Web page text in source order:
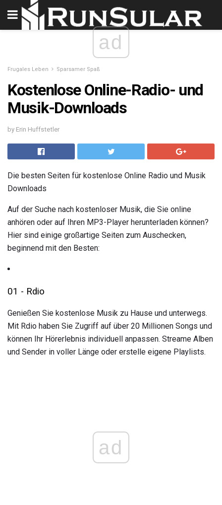
ad
Frugales Leben Sparsamer Spaß
Kostenlose Online-Radio- und
Musik-Downloads
by Erin Huffstetler
Die besten Seiten für kostenlose Online Radio und Musik
Downloads
Auf der Suche nach kostenloser Musik, die Sie online
anhören oder auf Ihren MP3-Player herunterladen können?
Hier sind einige großartige Seiten zum Auschecken,
beginnend mit den Besten:
01 - Rdio
Genießen Sie kostenlose Musik zu Hause und unterwegs.
Mit Rdio haben Sie Zugriff auf über 20 Millionen Songs und
können Ihr Hörerlebnis individuell anpassen. Streame Alben
und Sender in voller Länge oder erstelle eigene Playlists.
ad